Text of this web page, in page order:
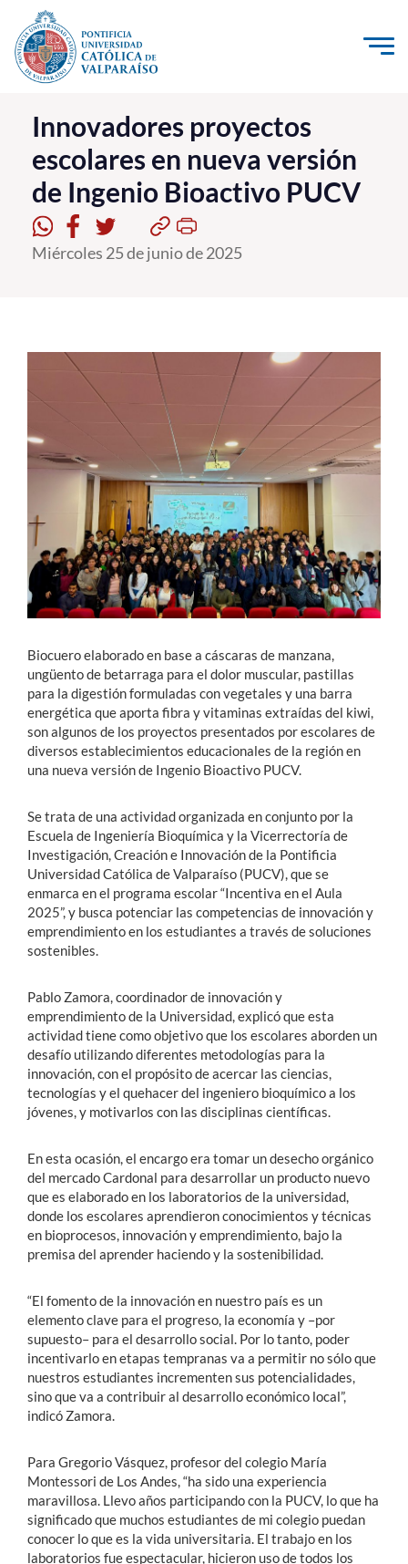
Click acá para ir directamente al contenido
La Universidad
Investigación, Creación e Innovación
PUCV Internacional
Vinculación con el Medio
Postgrado
Formación Continua
Estudiantes
Académicos
Funcionarios
Alumni
Innovadores proyectos
escolares en nueva versión
de Ingenio Bioactivo PUCV
Miércoles 25 de junio de 2025
Biocuero elaborado en base a cáscaras de manzana,
ungüento de betarraga para el dolor muscular, pastillas
para la digestión formuladas con vegetales y una barra
energética que aporta fibra y vitaminas extraídas del kiwi,
son algunos de los proyectos presentados por escolares de
diversos establecimientos educacionales de la región en
una nueva versión de Ingenio Bioactivo PUCV.
Se trata de una actividad organizada en conjunto por la
Escuela de Ingeniería Bioquímica y la Vicerrectoría de
Investigación, Creación e Innovación de la Pontificia
Universidad Católica de Valparaíso (PUCV), que se
enmarca en el programa escolar “Incentiva en el Aula
2025”, y busca potenciar las competencias de innovación y
emprendimiento en los estudiantes a través de soluciones
sostenibles.
Pablo Zamora, coordinador de innovación y
emprendimiento de la Universidad, explicó que esta
actividad tiene como objetivo que los escolares aborden un
desafío utilizando diferentes metodologías para la
innovación, con el propósito de acercar las ciencias,
tecnologías y el quehacer del ingeniero bioquímico a los
jóvenes, y motivarlos con las disciplinas científicas.
En esta ocasión, el encargo era tomar un desecho orgánico
del mercado Cardonal para desarrollar un producto nuevo
que es elaborado en los laboratorios de la universidad,
donde los escolares aprendieron conocimientos y técnicas
en bioprocesos, innovación y emprendimiento, bajo la
premisa del aprender haciendo y la sostenibilidad.
“El fomento de la innovación en nuestro país es un
elemento clave para el progreso, la economía y –por
supuesto– para el desarrollo social. Por lo tanto, poder
incentivarlo en etapas tempranas va a permitir no sólo que
nuestros estudiantes incrementen sus potencialidades,
sino que va a contribuir al desarrollo económico local”,
indicó Zamora.
Para Gregorio Vásquez, profesor del colegio María
Montessori de Los Andes, “ha sido una experiencia
maravillosa. Llevo años participando con la PUCV, lo que ha
significado que muchos estudiantes de mi colegio puedan
conocer lo que es la vida universitaria. El trabajo en los
laboratorios fue espectacular, hicieron uso de todos los